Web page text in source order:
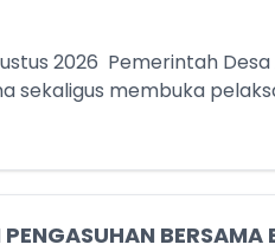
2026 Pemerintah
sekaligus membuka
BERSAMA